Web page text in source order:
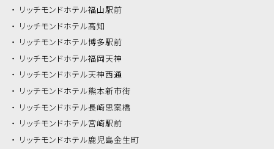
リッチモンドホテル福山駅前
リッチモンドホテル高知
リッチモンドホテル博多駅前
リッチモンドホテル福岡天神
リッチモンドホテル天神西通
リッチモンドホテル熊本新市街
リッチモンドホテル長崎思案橋
リッチモンドホテル宮崎駅前
リッチモンドホテル鹿児島金生町